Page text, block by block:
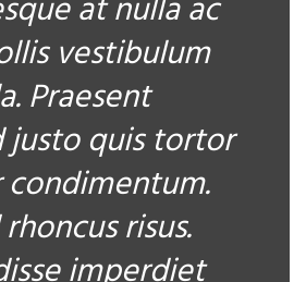
at nulla ac
vestibulum
Praesent
justo quis tortor
risus.